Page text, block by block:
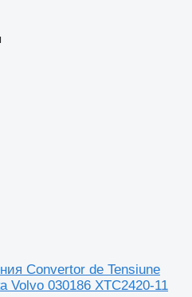
Convertor de Tensiune
Volvo 030186 XTC2420-11